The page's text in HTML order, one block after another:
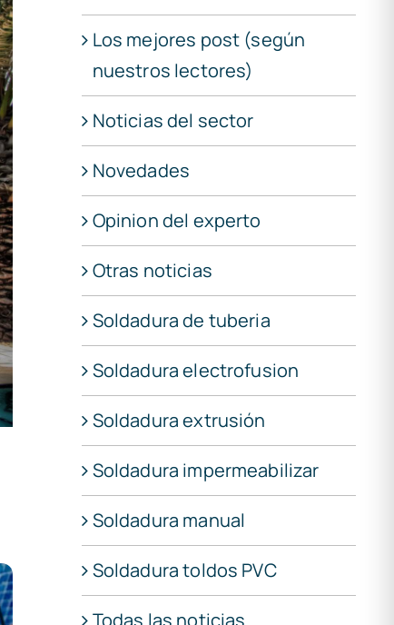
Los mejores post (según
nuestros lectores)
Noticias del sector
Novedades
Opinion del experto
Otras noticias
Soldadura de tuberia
Soldadura electrofusion
Soldadura extrusión
Soldadura impermeabilizar
Soldadura manual
Soldadura toldos PVC
Todas las noticias